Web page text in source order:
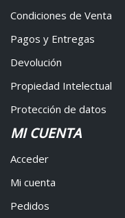
Condiciones de Venta
Pagos y Entregas
Devolución
Propiedad Intelectual
Protección de datos
MI CUENTA
Acceder
Mi cuenta
Pedidos